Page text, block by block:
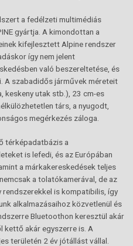
a fedélzeti multimédiás
gyártja. A kimondottan a
kifejlesztett Alpine rendszer
így nem jelent
való beszereltetése, és
A szabadidős járművek méreteit
keskeny utak stb.), 23 cm-es
társ, a nyugodt,
megérkezés záloga.
térképadatbázis a
is lefedi, és az Európában
a márkakereskedések teljes
a tolatókamerával, de az
is kompatibilis, így
alkalmazásaihoz közvetlenül és
Bluetoothon keresztül akár
akár egyszerre is. A
területén 2 év jótállást vállal.